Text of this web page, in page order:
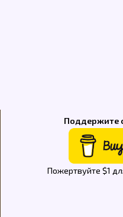
Поддержите
Пожертвуйте $1